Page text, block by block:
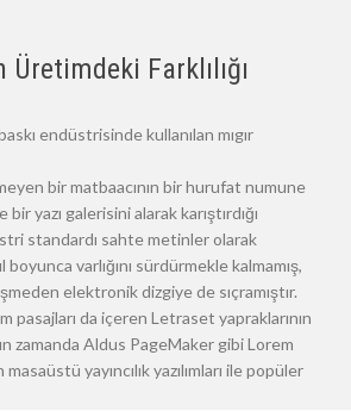
Üretimdeki Farklılığı
endüstrisinde kullanılan mıgır
bir matbaacının bir hurufat numune
yazı galerisini alarak karıştırdığı
standardı sahte metinler olarak
boyunca varlığını sürdürmekle kalmamış,
elektronik dizgiye de sıçramıştır.
pasajları da içeren Letraset yapraklarının
zamanda Aldus PageMaker gibi Lorem
yayıncılık yazılımları ile popüler